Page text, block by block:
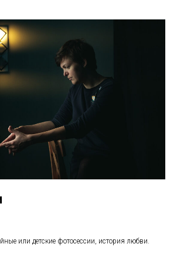
или детские фотосессии, история любви.